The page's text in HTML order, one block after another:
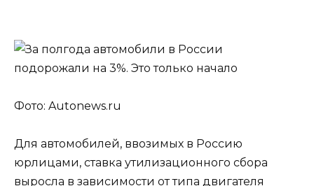
Фото: Autonews.ru
Для автомобилей, ввозимых в Россию
юрлицами, ставка утилизационного сбора
выросла в зависимости от типа двигателя